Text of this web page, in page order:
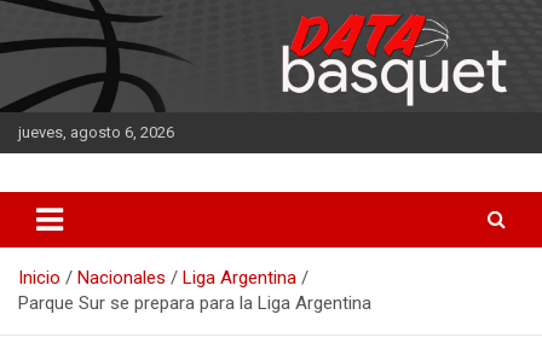
Saltar
al
contenido
jueves, agosto 6, 2026
DATA Basquet
Inicio Nacionales
Liga Argentina
Parque Sur se prepara para la Liga Argentina